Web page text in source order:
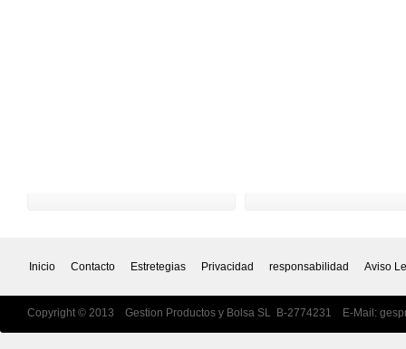
Inicio Contacto Estretegias Privacidad responsabilidad Aviso
Copyright © 2013 Gestion Productos y Bolsa SL B-2774231 E-Mail: